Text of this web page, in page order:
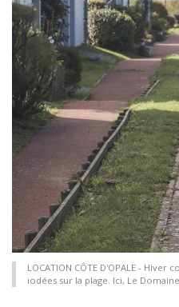
LOCATION CÔTE D'OPALE -
iodées sur la plage. Ici, Le